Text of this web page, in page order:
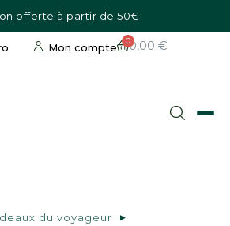
offerte à partir de 50€
Mon compte 0,00 €
du voyageur